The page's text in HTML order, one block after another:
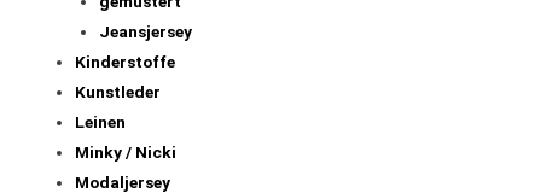
Jeansjersey
Kinderstoffe
Kunstleder
Leinen
Minky / Nicki
Modaljersey